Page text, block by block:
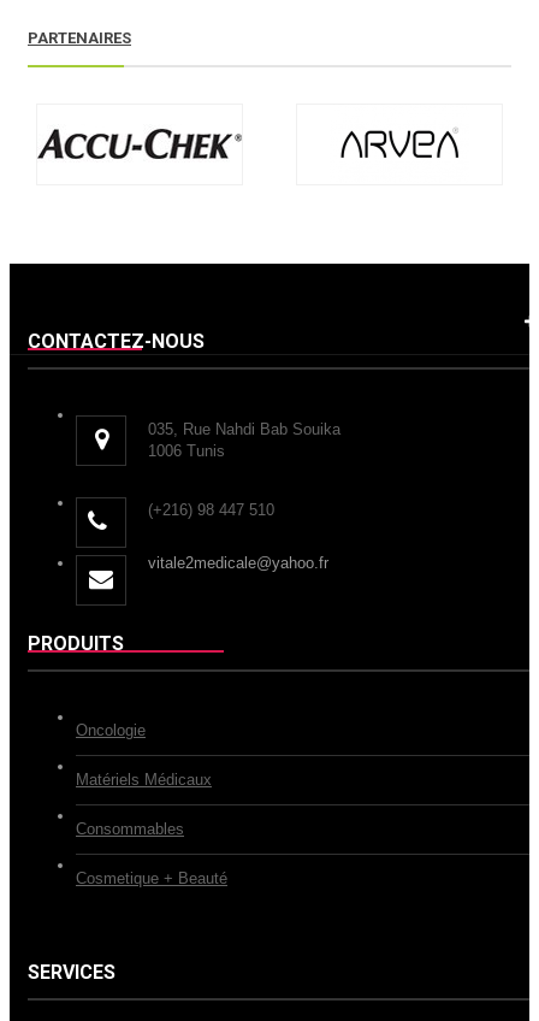
PARTENAIRES
CONTACTEZ-NOUS
035, Rue Nahdi Bab Souika
1006 Tunis
(+216) 98 447 510
vitale2medicale@yahoo.fr
PRODUITS
Oncologie
Matériels Médicaux
Consommables
Cosmetique + Beauté
SERVICES